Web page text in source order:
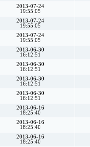
2013-07-24
19:55:05
2013-07-24
19:55:05
2013-07-24
19:55:05
2013-06-30
16:12:51
2013-06-30
16:12:51
2013-06-30
16:12:51
2013-06-30
16:12:51
2013-06-16
18:25:40
2013-06-16
18:25:40
2013-06-16
18:25:40